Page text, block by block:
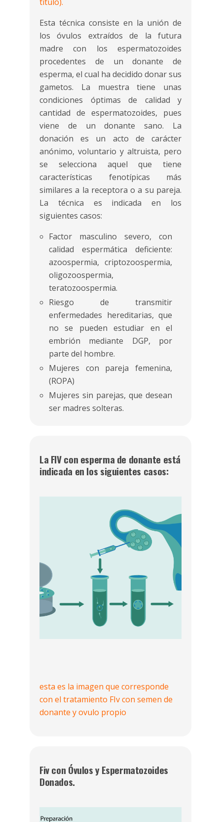
Esta técnica consiste en la unión de
los óvulos extraídos de la futura
madre con los espermatozoides
procedentes de un donante de
esperma, el cual ha decidido donar sus
gametos. La muestra tiene unas
condiciones óptimas de calidad y
cantidad de espermatozoides, pues
viene de un donante sano. La
donación es un acto de carácter
anónimo, voluntario y altruista, pero
se selecciona aquel que tiene
características fenotípicas más
similares a la receptora o a su pareja.
La técnica es indicada en los
siguientes casos:
Factor masculino severo, con
calidad espermática deficiente:
azoospermia, criptozoospermia,
oligozoospermia,
teratozoospermia.
Riesgo de transmitir
enfermedades hereditarias, que
no se pueden estudiar en el
embrión mediante DGP, por
parte del hombre.
Mujeres con pareja femenina,
(ROPA)
Mujeres sin parejas, que desean
ser madres solteras.
La FIV con esperma de donante está
indicada en los siguientes casos:
esta es la imagen que corresponde
con el tratamiento FIv con semen de
donante y ovulo propio
Fiv con Óvulos y Espermatozoides
Donados.